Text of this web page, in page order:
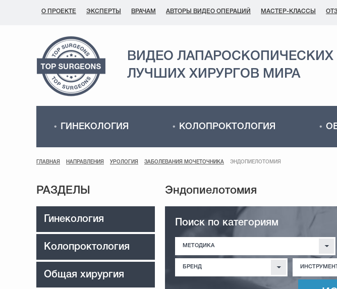
О ПРОЕКТЕ ЭКСПЕРТЫ ВРАЧАМ АВТОРЫ ВИДЕО ОПЕРАЦИЙ МАСТЕР-КЛАССЫ
ВИДЕО ЛАПАРОСКОПИЧЕСКИХ
ЛУЧШИХ ХИРУРГОВ МИРА
ГИНЕКОЛОГИЯ КОЛОПРОКТОЛОГИЯ
ГЛАВНАЯ НАПРАВЛЕНИЯ УРОЛОГИЯ ЗАБОЛЕВАНИЯ МОЧЕТОЧНИКА ЭНДОПИЕЛОТОМИЯ
РАЗДЕЛЫ
Гинекология
Колопроктология
Общая хирургия
Поиск по категориям
МЕТОДИКА
БРЕНД